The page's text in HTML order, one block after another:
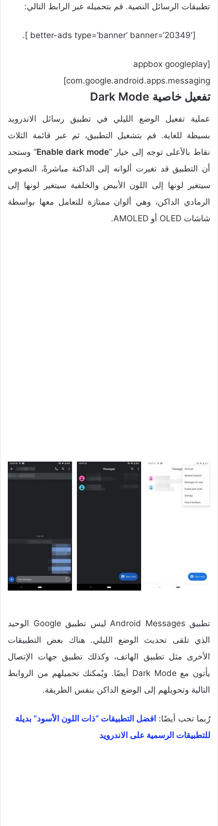
تطبيقات الرسائل النصية. قم بتحميله عبر الرابط التالي:
[better-ads type=’banner’ banner=’20349′ ].
[appbox googleplay
com.google.android.apps.messaging]
تفعيل خاصية Dark Mode
عملية تفعيل الوضع الليلي في تطبيق رسائل الاندرويد
بسيطة للغاية. قم بتشغيل التطبيق، ثم عبر قائمة الثلاث
نقاط بالأعلى توجه إلى خيار “Enable dark mode” وستجد
أن التطبيق قد تغيرت ألوانه إلى الداكنة مباشرةً، النصوص
سيتغير لونها إلى اللون الأبيض والخلفية سيتغير لونها إلى
الرمادي الداكن، وهي ألوان ممتازة للتعامل معها بواسطة
شاشات OLED أو AMOLED.
تطبيق Android Messages ليس تطبيق Google الوحيد
الذي تلقى تحديث الوضع الليلي. هناك بعض التطبيقات
الأخرى مثل تطبيق الهاتف، وكذلك تطبيق جهات الإتصال
يأتون مع Dark Mode أيضًا. ويُمكنك تحميلهم من الروابط
التالية وتحويلهم إلى الوضع الداكن بنفس الطريقة.
رُبما تحب أيضًا: افضل التطبيقات “ذات اللون الأسود” بديلة
للتطبيقات الرسمية على الاندرويد